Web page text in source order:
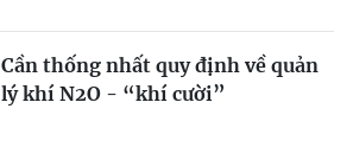
Cần thống nhất quy định về quản
lý khí N2O - “khí cười”